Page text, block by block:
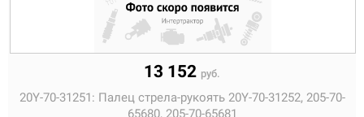
13 152 руб.
20Y-70-31251: Палец стрела-рукоять 20Y-70-31252, 205-70-
65680, 205-70-65681